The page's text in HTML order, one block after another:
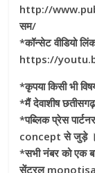
http://
सम/
*कॉन्सेट वीडियो
https://
*कृपया किसी भी
*मैं देवाशीष
*पब्लिक प्रेस
concept से जुड़े ।
*सभी नंबर को एक
सेंट्रल